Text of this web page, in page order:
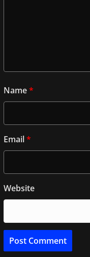
Name*
Email*
Website